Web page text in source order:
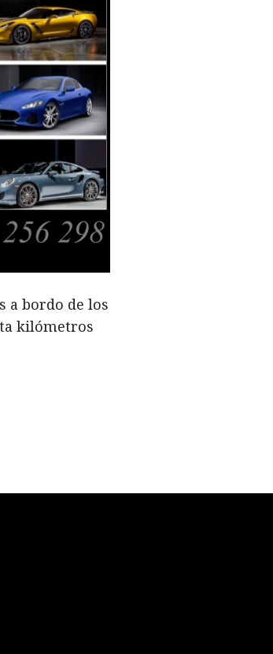
a bordo de los
kilómetros